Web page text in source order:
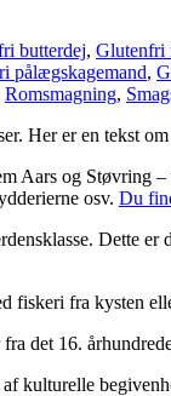
butterdej, Glutenfri
pålægskagemand,
Romsmagning,
Her er en tekst
Aars og Støvring
osv. Du
Dette er
fra kysten
det 16.